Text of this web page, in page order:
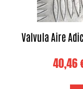
Valvula Aire
40,46